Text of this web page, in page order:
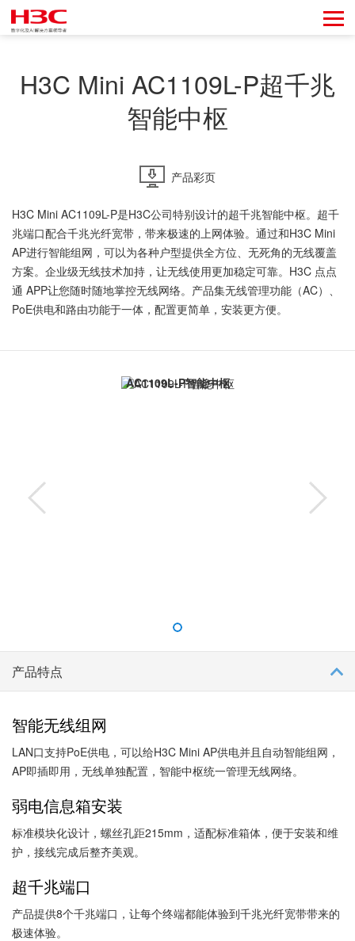
H3C Mini AC1109L-P超千兆
智能中枢
产品彩页
H3C Mini AC1109L-P是H3C公司特别设计的超千兆智能中枢。超千
兆端口配合千兆光纤宽带，带来极速的上网体验。通过和H3C Mini
AP进行智能组网，可以为各种户型提供全方位、无死角的无线覆盖
方案。企业级无线技术加持，让无线使用更加稳定可靠。H3C 点点
通 APP让您随时随地掌控无线网络。产品集无线管理功能（AC）、
PoE供电和路由功能于一体，配置更简单，安装更方便。
AC1109L-P智能中枢
产品特点
智能无线组网
LAN口支持PoE供电，可以给H3C Mini AP供电并且自动智能组网，
AP即插即用，无线单独配置，智能中枢统一管理无线网络。
弱电信息箱安装
标准模块化设计，螺丝孔距215mm，适配标准箱体，便于安装和维
护，接线完成后整齐美观。
超千兆端口
产品提供8个千兆端口，让每个终端都能体验到千兆光纤宽带带来的
极速体验。